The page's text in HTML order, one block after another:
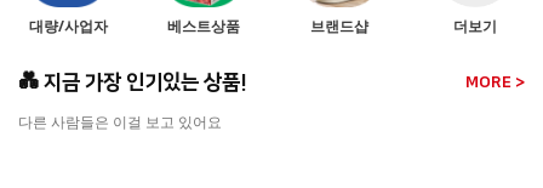
대량/사업자 베스트상품 브랜드샵 더보기
💑 지금 가장 인기있는 상품! MORE >
다른 사람들은 이걸 보고 있어요